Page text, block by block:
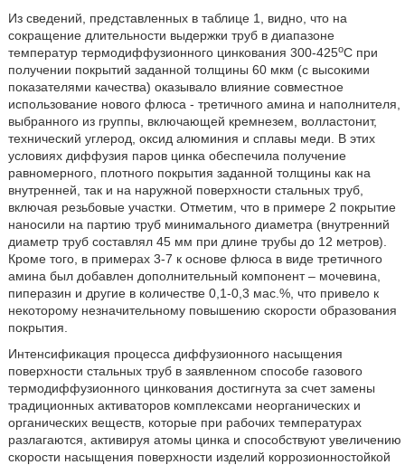
Из сведений, представленных в таблице 1, видно, что на
сокращение длительности выдержки труб в диапазоне
температур термодиффузионного цинкования 300-425оС при
получении покрытий заданной толщины 60 мкм (с высокими
показателями качества) оказывало влияние совместное
использование нового флюса - третичного амина и наполнителя,
выбранного из группы, включающей кремнезем, волластонит,
технический углерод, оксид алюминия и сплавы меди. В этих
условиях диффузия паров цинка обеспечила получение
равномерного, плотного покрытия заданной толщины как на
внутренней, так и на наружной поверхности стальных труб,
включая резьбовые участки. Отметим, что в примере 2 покрытие
наносили на партию труб минимального диаметра (внутренний
диаметр труб составлял 45 мм при длине трубы до 12 метров).
Кроме того, в примерах 3-7 к основе флюса в виде третичного
амина был добавлен дополнительный компонент – мочевина,
пиперазин и другие в количестве 0,1-0,3 мас.%, что привело к
некоторому незначительному повышению скорости образования
покрытия.
Интенсификация процесса диффузионного насыщения
поверхности стальных труб в заявленном способе газового
термодиффузионного цинкования достигнута за счет замены
традиционных активаторов комплексами неорганических и
органических веществ, которые при рабочих температурах
разлагаются, активируя атомы цинка и способствуют увеличению
скорости насыщения поверхности изделий коррозионностойкой